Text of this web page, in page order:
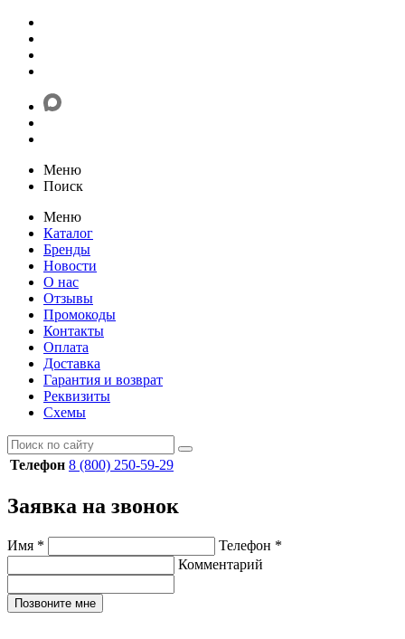
Меню
Поиск
Меню
Каталог
Бренды
Новости
О нас
Отзывы
Промокоды
Контакты
Оплата
Доставка
Гарантия и возврат
Реквизиты
Схемы
Телефон 8 (800) 250-59-29
Заявка на звонок
Имя * Телефон *
Комментарий
Позвоните мне